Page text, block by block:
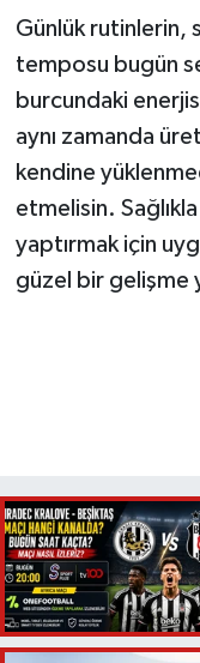
Günlük rutinlerin,
temposu bugün
burcundaki
aynı zamanda
kendine
etmelisin.
yaptırmak için
güzel bir gelişme